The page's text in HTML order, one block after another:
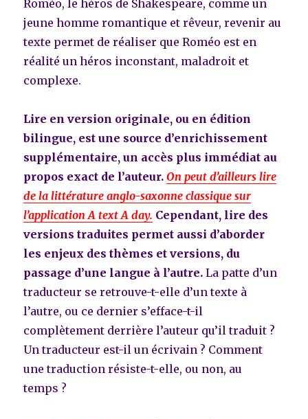
Roméo, le héros de Shakespeare, comme un
jeune homme romantique et rêveur, revenir au
texte permet de réaliser que Roméo est en
réalité un héros inconstant, maladroit et
complexe.
Lire en version originale, ou en édition
bilingue, est une source d’enrichissement
supplémentaire, un accès plus immédiat au
propos exact de l’auteur.On peut d’ailleurs lire
de la littérature anglo-saxonne classique sur
l’application A text A day. Cependant, lire des
versions traduites permet aussi d’aborder
les enjeux des thèmes et versions, du
passage d’une langue à l’autre. La patte d’un
traducteur se retrouve-t-elle d’un texte à
l’autre, ou ce dernier s’efface-t-il
complètement derrière l’auteur qu’il traduit ?
Un traducteur est-il un écrivain ? Comment
une traduction résiste-t-elle, ou non, au
temps ?